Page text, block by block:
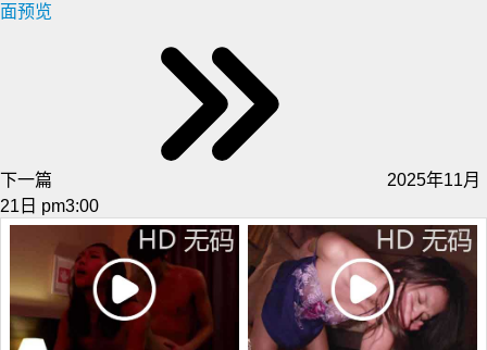
面预览
下一篇
2025年11月
21日 pm3:00